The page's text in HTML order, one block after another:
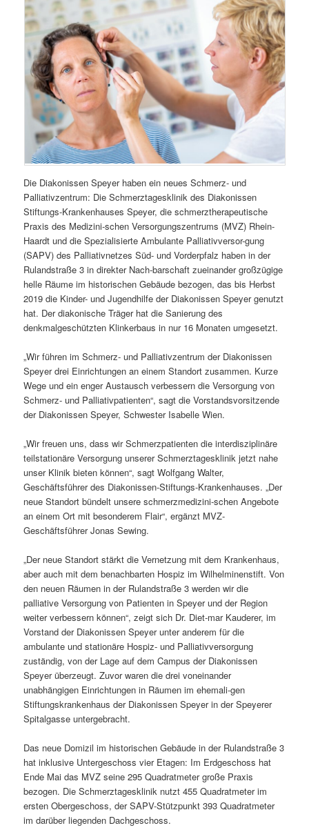
Die Diakonissen Speyer haben ein neues Schmerz- und
Palliativzentrum: Die Schmerztagesklinik des Diakonissen
Stiftungs-Krankenhauses Speyer, die schmerztherapeutische
Praxis des Medizini-schen Versorgungszentrums (MVZ) Rhein-
Haardt und die Spezialisierte Ambulante Palliativversor-gung
(SAPV) des Palliativnetzes Süd- und Vorderpfalz haben in der
Rulandstraße 3 in direkter Nach-barschaft zueinander großzügige
helle Räume im historischen Gebäude bezogen, das bis Herbst
2019 die Kinder- und Jugendhilfe der Diakonissen Speyer genutzt
hat. Der diakonische Träger hat die Sanierung des
denkmalgeschützten Klinkerbaus in nur 16 Monaten umgesetzt.
„Wir führen im Schmerz- und Palliativzentrum der Diakonissen
Speyer drei Einrichtungen an einem Standort zusammen. Kurze
Wege und ein enger Austausch verbessern die Versorgung von
Schmerz- und Palliativpatienten“, sagt die Vorstandsvorsitzende
der Diakonissen Speyer, Schwester Isabelle Wien.
„Wir freuen uns, dass wir Schmerzpatienten die interdisziplinäre
teilstationäre Versorgung unserer Schmerztagesklinik jetzt nahe
unser Klinik bieten können“, sagt Wolfgang Walter,
Geschäftsführer des Diakonissen-Stiftungs-Krankenhauses. „Der
neue Standort bündelt unsere schmerzmedizini-schen Angebote
an einem Ort mit besonderem Flair“, ergänzt MVZ-
Geschäftsführer Jonas Sewing.
„Der neue Standort stärkt die Vernetzung mit dem Krankenhaus,
aber auch mit dem benachbarten Hospiz im Wilhelminenstift. Von
den neuen Räumen in der Rulandstraße 3 werden wir die
palliative Versorgung von Patienten in Speyer und der Region
weiter verbessern können“, zeigt sich Dr. Diet-mar Kauderer, im
Vorstand der Diakonissen Speyer unter anderem für die
ambulante und stationäre Hospiz- und Palliativversorgung
zuständig, von der Lage auf dem Campus der Diakonissen
Speyer überzeugt. Zuvor waren die drei voneinander
unabhängigen Einrichtungen in Räumen im ehemali-gen
Stiftungskrankenhaus der Diakonissen Speyer in der Speyerer
Spitalgasse untergebracht.
Das neue Domizil im historischen Gebäude in der Rulandstraße 3
hat inklusive Untergeschoss vier Etagen: Im Erdgeschoss hat
Ende Mai das MVZ seine 295 Quadratmeter große Praxis
bezogen. Die Schmerztagesklinik nutzt 455 Quadratmeter im
ersten Obergeschoss, der SAPV-Stützpunkt 393 Quadratmeter
im darüber liegenden Dachgeschoss.